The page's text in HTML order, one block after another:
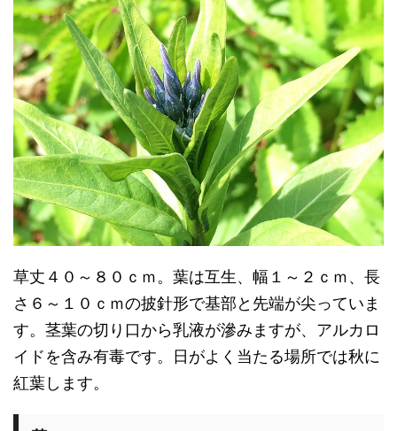
草丈４０～８０ｃｍ。葉は互生、幅１～２ｃｍ、長
さ６～１０ｃｍの披針形で基部と先端が尖っていま
す。茎葉の切り口から乳液が滲みますが、アルカロ
イドを含み有毒です。日がよく当たる場所では秋に
紅葉します。